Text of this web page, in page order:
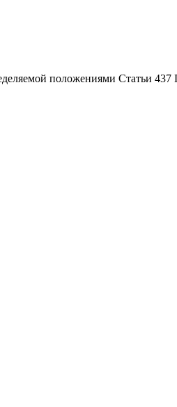
положениями Статьи 437